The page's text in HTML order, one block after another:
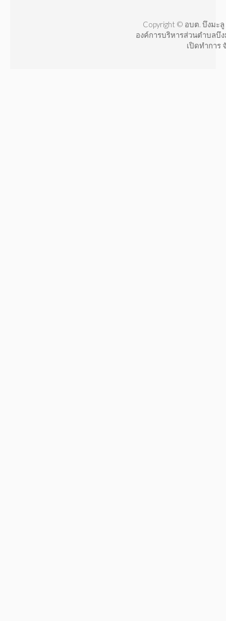
Copyright © อบต. บึงมะ
องค์การบริหารส่วนตำบลบึ